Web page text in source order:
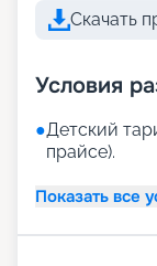
Скачать
Условия
●Детский
прайсе).
Показать все